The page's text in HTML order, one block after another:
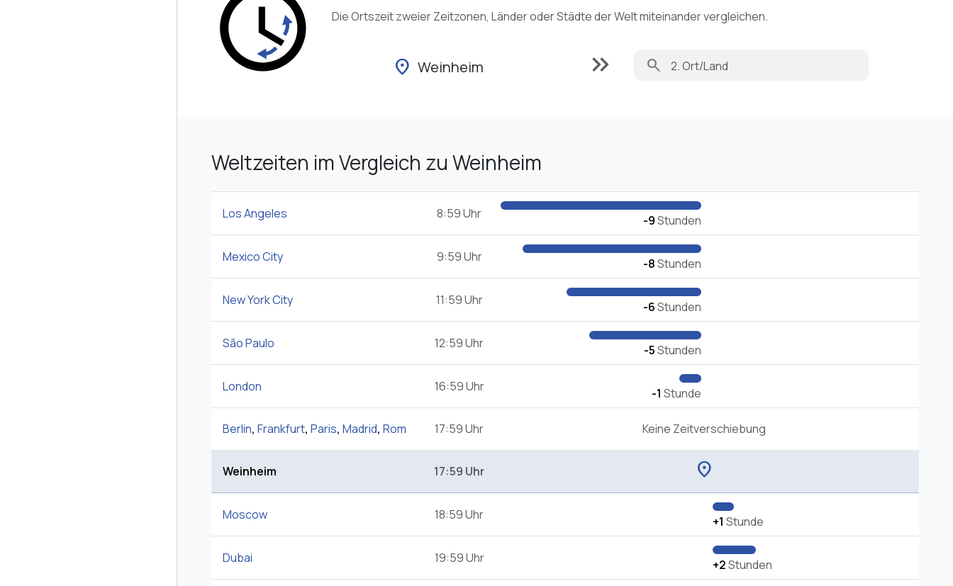
Die Ortszeit zweier Zeitzonen, Länder oder Städte der Welt miteinander vergleichen.
location_on Weinheim keyboard_double_arrow_right search
Weltzeiten im Vergleich zu Weinheim
Los Angeles 8:59 Uhr -9Stunden
Mexico City 9:59 Uhr -8Stunden
New York City 11:59 Uhr -6Stunden
São Paulo 12:59 Uhr -5Stunden
London 16:59 Uhr -1 Stunde
Berlin, Frankfurt, Paris, Madrid, Rom 17:59 Uhr Keine Zeitverschiebung
Weinheim 17:59 Uhr location_on
Moscow 18:59 Uhr +1 Stunde
Dubai 19:59 Uhr +2Stunden